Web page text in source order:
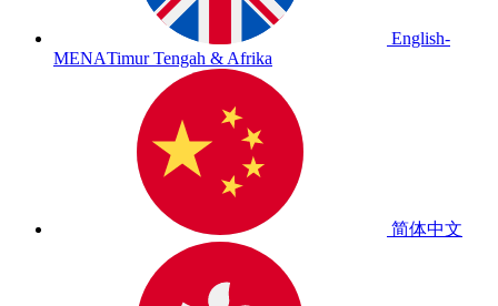
English-
MENATimur Tengah & Afrika
简体中文